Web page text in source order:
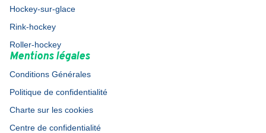
Hockey-sur-glace
Rink-hockey
Roller-hockey
Mentions légales
Conditions Générales
Politique de confidentialité
Charte sur les cookies
Centre de confidentialité